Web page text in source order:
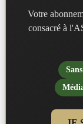
Votre
consacré à